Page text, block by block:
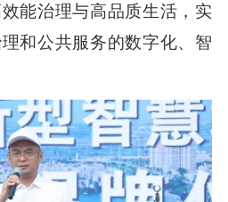
能治理与高品质生活，实
和公共服务的数字化、智